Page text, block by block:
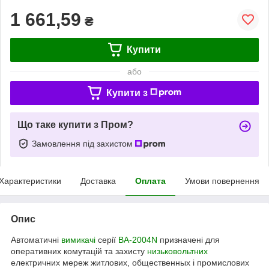
1 661,59 ₴
Купити
або
Купити з
Що таке купити з Пром?
Замовлення під захистом
Доставка Оплата Умови повернення
Опис
Автоматичні вимикачі серії ВА-2004N призначені для
оперативних комутацій та захисту низьковольтних
електричних мереж житлових, общественных і промислових